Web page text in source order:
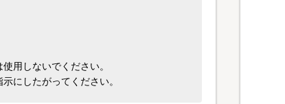
用しないでください。
にしたがってください。